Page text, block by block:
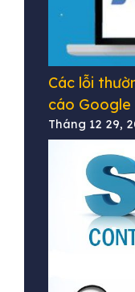
Các lỗi
cáo Google
Tháng 12 29,